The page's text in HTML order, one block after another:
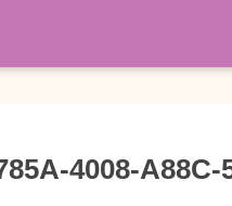
4008-